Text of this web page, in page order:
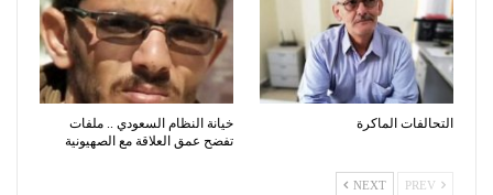
التحالفات الماكرة
خيانة النظام السعودي .. ملفات
تفضح عمق العلاقة مع الصهيونية
NEXT